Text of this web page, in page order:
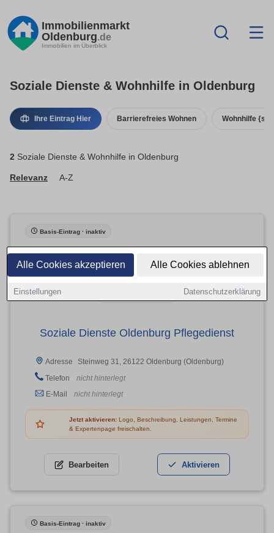
Alle Cookies akzeptieren Alle Cookies ablehnen
Einstellungen Datenschutzerklärung
Immobilienmarkt
Oldenburg.de
Immobilien im Überblick
Soziale Dienste & Wohnhilfe in Oldenburg
Ihre Eintrag Hier Barrierefreies Wohnen Wohnhilfe
2 Soziale Dienste & Wohnhilfe in Oldenburg
Relevanz A-Z
Basis-Eintrag · inaktiv
Soziale Dienste Oldenburg Pflegedienst
Adresse
Steinweg 31, 26122 Oldenburg (Oldenburg)
Telefon
nicht hinterlegt
E-Mail
nicht hinterlegt
Jetzt aktivieren: Logo, Beschreibung, Leistungen, Termine
& Expertenpage freischalten.
Bearbeiten Aktivieren
Basis-Eintrag · inaktiv